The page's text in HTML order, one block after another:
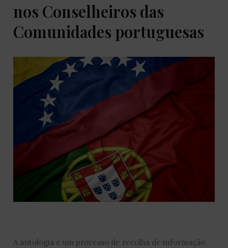
nos Conselheiros das
Comunidades portuguesas
A antologia é um processo de recolha de informação,